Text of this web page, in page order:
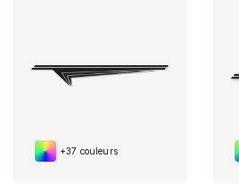
+37 couleurs